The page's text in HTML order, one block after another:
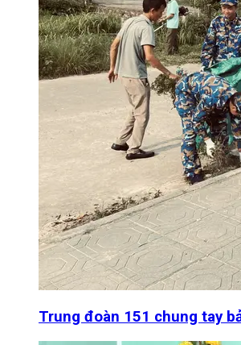
Trung đoàn 151 chung tay